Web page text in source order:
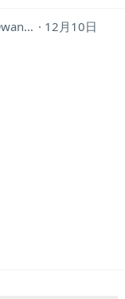
wandance_info
12月10日